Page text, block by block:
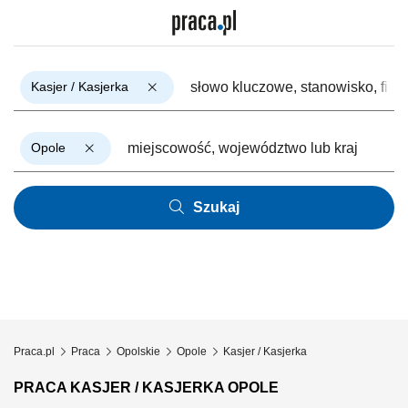
Kasjer / Kasjerka
Opole
Szukaj
Praca.pl Praca Opolskie Opole Kasjer / Kasjerka
PRACA KASJER / KASJERKA OPOLE